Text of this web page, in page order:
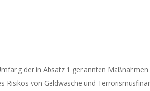
der in Absatz 1 genannten
Risikos von Geldwäsche und